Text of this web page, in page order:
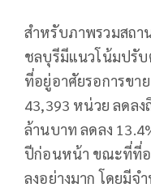
สำหรับภาพรวมสถา
ชลบุรีมีแนวโน้มปรับ
ที่อยู่อาศัยรอการขา
43,393 หน่วย ลดลง
ล้านบาท ลดลง
ปีก่อนหน้า ขณะที่ที่อ
ลงอย่างมาก โดยมีจ